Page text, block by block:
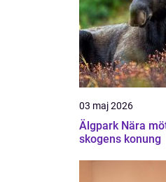
03 maj 2026
Älgpark Nära möten med
skogens konung